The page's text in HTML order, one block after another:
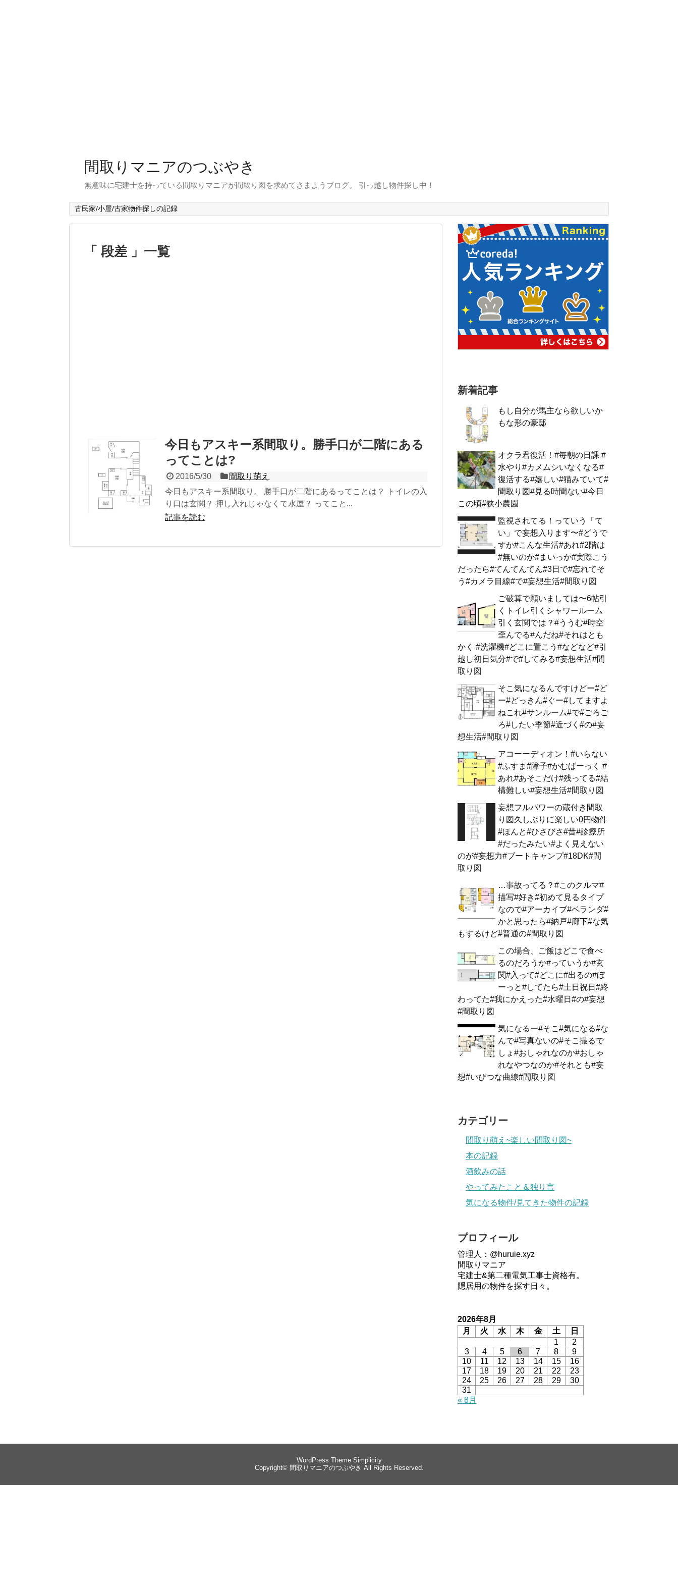
間取りマニアのつぶやき
無意味に宅建士を持っている間取りマニアが間取り図を求めてさまようブログ。 引っ越し物件探し中！
古民家/小屋/古家物件探しの記録
「 段差 」一覧
今日もアスキー系間取り。勝手口が二階にある
ってことは?
2016/5/30
間取り萌え
今日もアスキー系間取り。 勝手口が二階にあるってことは？ トイレの入
り口は玄関？ 押し入れじゃなくて水屋？ ってこと...
記事を読む
新着記事
もし自分が馬主なら欲しいか
もな形の豪邸
オクラ君復活！#毎朝の日課 #
水やり#カメムシいなくなる#
復活する#嬉しい#猫みていて#
間取り図#見る時間ない#今日
この頃#狭小農園
監視されてる！っていう「て
い」で妄想入ります〜#どうで
すか#こんな生活#あれ#2階は
#無いのか#まいっか#実際こう
だったら#てんてんてん#3日で#忘れてそ
う#カメラ目線#で#妄想生活#間取り図
ご破算で願いましては〜6帖引
くトイレ引くシャワールーム
引く玄関では？#ううむ#時空
歪んでる#んだね#それはとも
かく #洗濯機#どこに置こう#などなど#引
越し初日気分#で#してみる#妄想生活#間
取り図
そこ気になるんですけどー#ど
ー#どっきん#ぐー#してますよ
ねこれ#サンルーム#で#ごろご
ろ#したい季節#近づく#の#妄
想生活#間取り図
アコーーディオン！#いらない
#ふすま#障子#かむばーっく #
あれ#あそこだけ#残ってる#結
構難しい#妄想生活#間取り図
妄想フルパワーの蔵付き間取
り図久しぶりに楽しい0円物件
#ほんと#ひさびさ#昔#診療所
#だったみたい#よく見えない
のが#妄想力#ブートキャンプ#18DK#間
取り図
…事故ってる？#このクルマ#
描写#好き#初めて見るタイプ
なので#アーカイブ#ベランダ#
かと思ったら#納戸#廊下#な気
もするけど#普通の#間取り図
この場合、ご飯はどこで食べ
るのだろうか#っていうか#玄
関#入って#どこに#出るの#ぼ
ーっと#してたら#土日祝日#終
わってた#我にかえった#水曜日#の#妄想
#間取り図
気になるー#そこ#気になる#な
んで#写真ないの#そこ撮るで
しょ#おしゃれなのか#おしゃ
れなやつなのか#それとも#妄
想#いびつな曲線#間取り図
カテゴリー
間取り萌え~楽しい間取り図~
本の記録
酒飲みの話
やってみたこと＆独り言
気になる物件/見てきた物件の記録
プロフィール
管理人：@huruie.xyz
間取りマニア
宅建士&第二種電気工事士資格有。
隠居用の物件を探す日々。
2026年8月
月
火 水 木 金 土
日
1
2
3
4 5 6 7 8
9
10
11 12 13 14 15
16
17
18 19 20 21 22
23
24
25 26 27 28 29
30
31
« 8月
WordPress Theme Simplicity
Copyright© 間取りマニアのつぶやき All Rights Reserved.